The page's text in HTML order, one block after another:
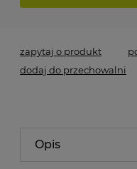
zapytaj o produkt
dodaj do przechowalni
Opis